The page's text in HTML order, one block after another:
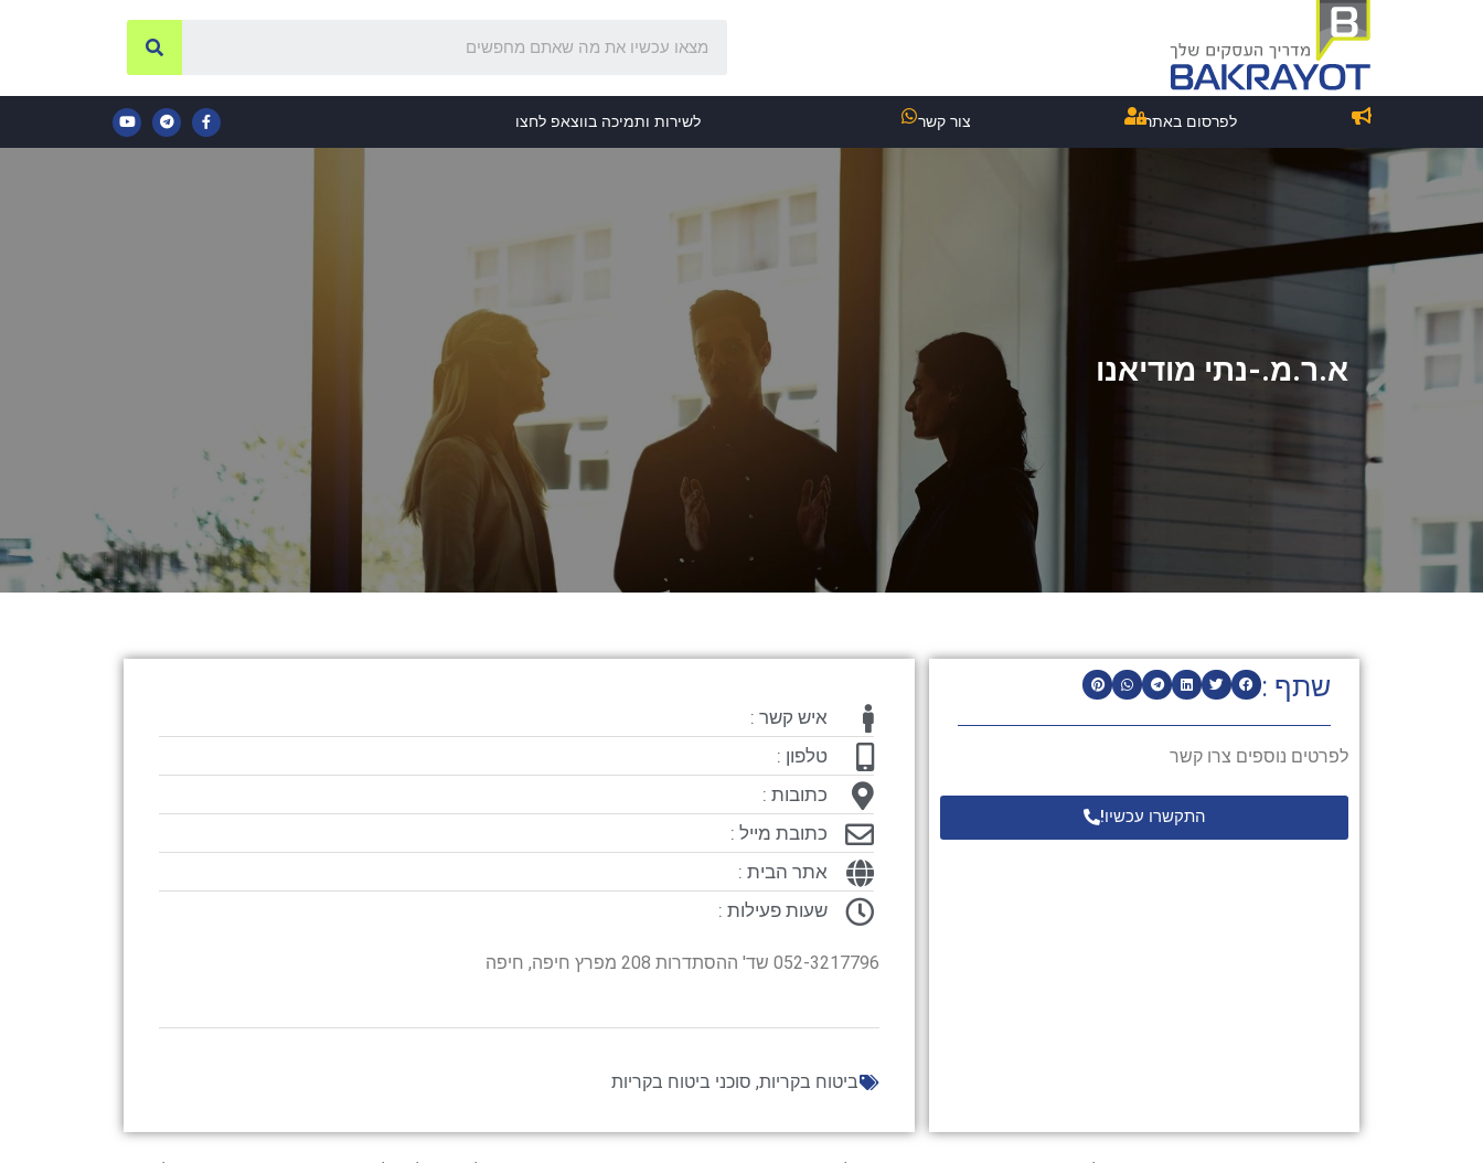
לפרסום באתר צור קשר לשירות ותמיכה בווצאפ לחצו
א.ר.מ.-נתי מודיאנו
שתף :
לפרטים נוספים צרו קשר
התקשרו עכשיו!
איש קשר :
טלפון :
כתובות :
כתובת מייל :
אתר הבית :
שעות פעילות :
052-3217796 שד' ההסתדרות 208 מפרץ חיפה, חיפה
ביטוח בקריות, סוכני ביטוח בקריות